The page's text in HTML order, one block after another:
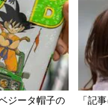
ジータ帽子の
「記